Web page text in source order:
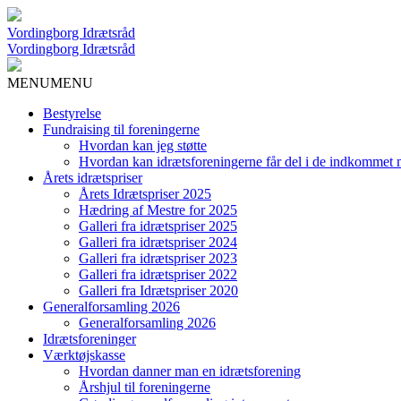
Vordingborg Idrætsråd
Vordingborg Idrætsråd
MENUMENU
Bestyrelse
Fundraising til foreningerne
Hvordan kan jeg støtte
Hvordan kan idrætsforeningerne får del i de indkommet
Årets idrætspriser
Årets Idrætspriser 2025
Hædring af Mestre for 2025
Galleri fra idrætspriser 2025
Galleri fra idrætspriser 2024
Galleri fra idrætspriser 2023
Galleri fra idrætspriser 2022
Galleri fra Idrætspriser 2020
Generalforsamling 2026
Generalforsamling 2026
Idrætsforeninger
Værktøjskasse
Hvordan danner man en idrætsforening
Årshjul til foreningerne